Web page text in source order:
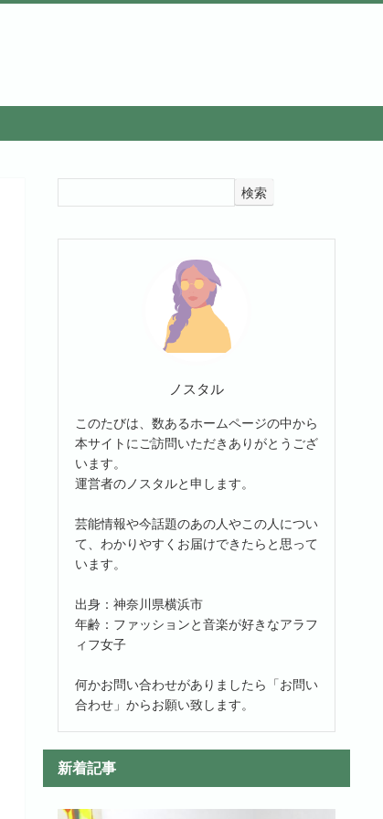
検索
ノスタル
このたびは、数あるホームページの中から
本サイトにご訪問いただきありがとうござ
います。
運営者のノスタルと申します。
芸能情報や今話題のあの人やこの人につい
て、わかりやすくお届けできたらと思って
います。
出身：神奈川県横浜市
年齢：ファッションと音楽が好きなアラフ
ィフ女子
何かお問い合わせがありましたら「お問い
合わせ」からお願い致します。
新着記事